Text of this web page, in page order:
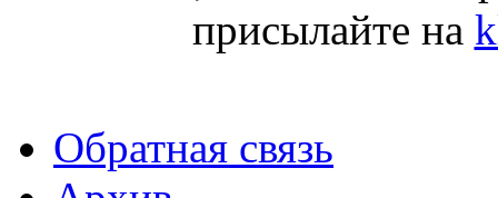
присылайте на
Обратная связь